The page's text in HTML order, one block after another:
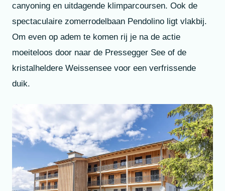
canyoning en uitdagende klimparcoursen. Ook de
spectaculaire zomerrodelbaan Pendolino ligt vlakbij.
Om even op adem te komen rij je na de actie
moeiteloos door naar de Pressegger See of de
kristalheldere Weissensee voor een verfrissende
duik.